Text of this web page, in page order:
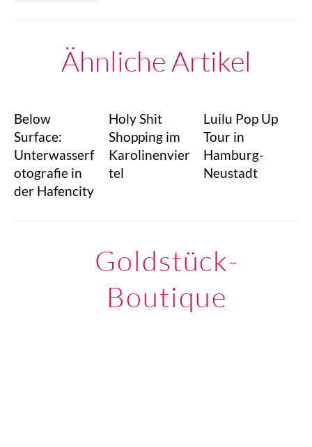
Ähnliche Artikel
Below
Surface:
Unterwasserf
otografie in
der Hafencity
Holy Shit
Shopping im
Karolinenvier
tel
Luilu Pop Up
Tour in
Hamburg-
Neustadt
Goldstück-
Boutique